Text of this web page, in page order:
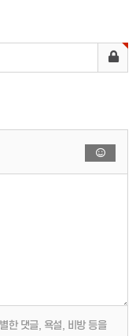
한 댓글, 욕설, 비방 등을